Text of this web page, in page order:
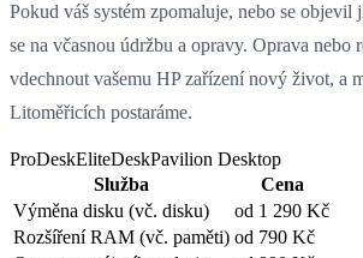
Pokud váš systém zpomaluje, nebo se objevil
se na včasnou údržbu a opravy. Oprava nebo
vdechnout vašemu HP zařízení nový život, a
Litoměřicích postaráme.
ProDeskEliteDeskPavilion Desktop
Služba
Cena
Výměna disku (vč. disku)
od 1 290 Kč
Rozšíření RAM (vč. paměti) od 790 Kč